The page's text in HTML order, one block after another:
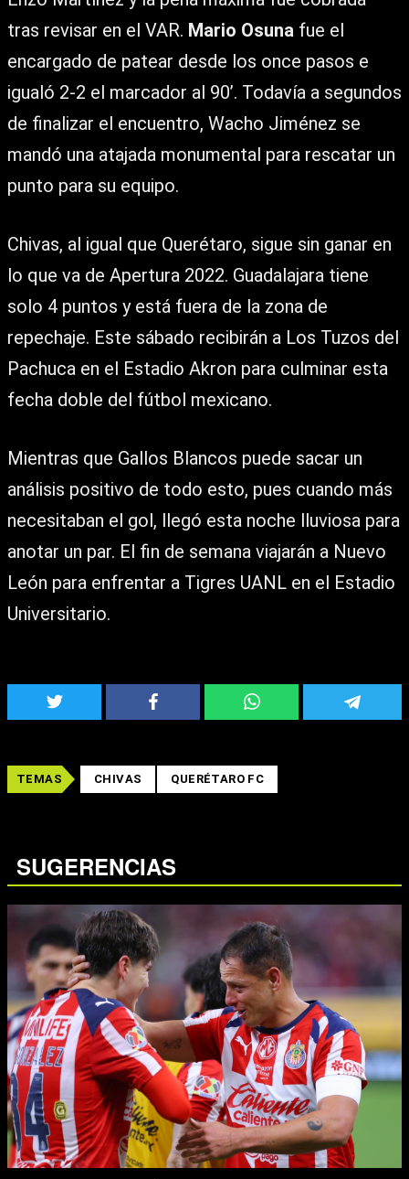
tras revisar en el VAR. Mario Osuna fue el
encargado de patear desde los once pasos e
igualó 2-2 el marcador al 90’. Todavía a segundos
de finalizar el encuentro, Wacho Jiménez se
mandó una atajada monumental para rescatar un
punto para su equipo.
Chivas, al igual que Querétaro, sigue sin ganar en
lo que va de Apertura 2022. Guadalajara tiene
solo 4 puntos y está fuera de la zona de
repechaje. Este sábado recibirán a Los Tuzos del
Pachuca en el Estadio Akron para culminar esta
fecha doble del fútbol mexicano.
Mientras que Gallos Blancos puede sacar un
análisis positivo de todo esto, pues cuando más
necesitaban el gol, llegó esta noche lluviosa para
anotar un par. El fin de semana viajarán a Nuevo
León para enfrentar a Tigres UANL en el Estadio
Universitario.
TEMAS CHIVAS QUERÉTARO FC
SUGERENCIAS